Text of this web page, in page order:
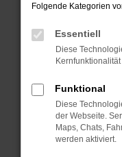
Prüfe deine
Manche
können das
verhindern.
Fenster?
Starte dein
Das kann
Probleme zu
Folgende Kategorien
Essentiell
Diese
Funktional
Diese
der Webseite.
Maps, Chats,
werden aktiviert.